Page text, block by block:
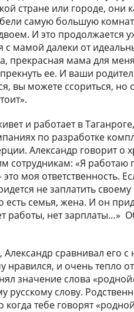
стране или городе, они
самую большую
И это продолжается
мамой далеки от
прекрасная мама для
ее. И ваши
вы можете ссориться, но
и работает в
по разработке
Александр говорит о
сотрудникам: «Я работаю
моя ответственность.
не заплатить
есть семья, жена. И он
работы, нет зарплаты…»
Александр сравнивал его
нравился, и очень тепло
значение слова
русскому слову.
когда тебе говорят